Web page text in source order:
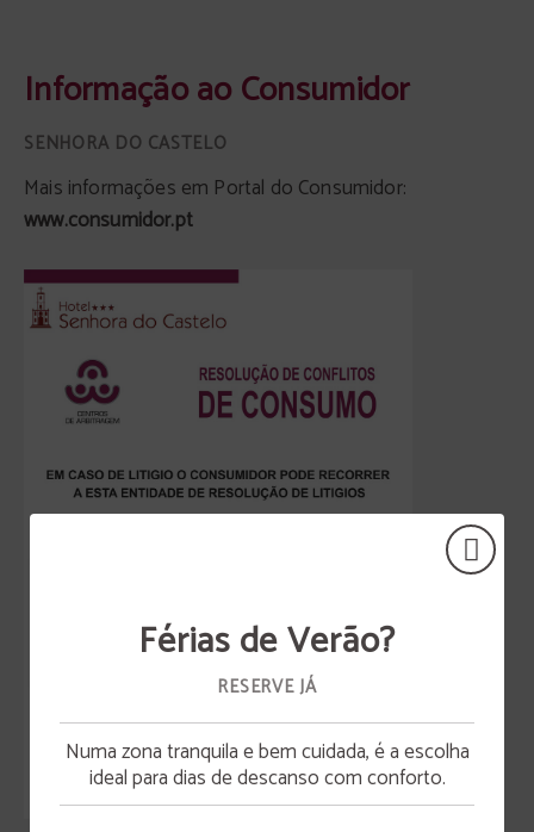
Informação ao Consumidor
Mais informações em Portal do Consumidor:
www.consumidor.pt
Abertura da piscina
A piscina estará disponível a partir de 15 de junho.
Férias de Verão?
RESERVE JÁ
Numa zona tranquila e bem cuidada, é a escolha
ideal para dias de descanso com conforto.